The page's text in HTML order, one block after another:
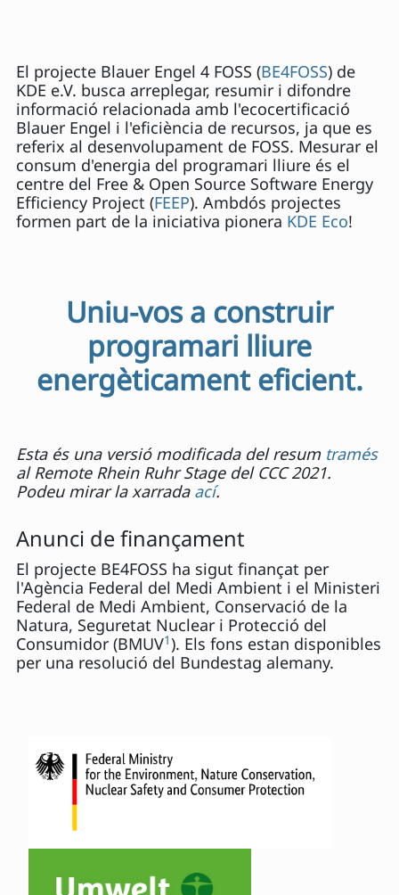
El projecte Blauer Engel 4 FOSS (BE4FOSS) de
KDE e.V. busca arreplegar, resumir i difondre
informació relacionada amb l'ecocertificació
Blauer Engel i l'eficiència de recursos, ja que es
referix al desenvolupament de FOSS. Mesurar el
consum d'energia del programari lliure és el
centre del Free & Open Source Software Energy
Efficiency Project (FEEP). Ambdós projectes
formen part de la iniciativa pionera KDE Eco!
Uniu-vos a construir
programari lliure
energèticament eficient.
Esta és una versió modificada del resum tramés
al Remote Rhein Ruhr Stage del CCC 2021.
Podeu mirar la xarrada ací.
Anunci de finançament
El projecte BE4FOSS ha sigut finançat per
l'Agència Federal del Medi Ambient i el Ministeri
Federal de Medi Ambient, Conservació de la
Natura, Seguretat Nuclear i Protecció del
Consumidor (BMUV1). Els fons estan disponibles
per una resolució del Bundestag alemany.